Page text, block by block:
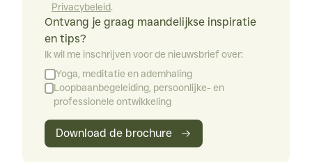
Privacybeleid.
Ontvang je graag maandelijkse inspiratie
en tips?
Ik wil me inschrijven voor de nieuwsbrief over:
Yoga, meditatie en ademhaling
Loopbaanbegeleiding, persoonlijke- en
professionele ontwikkeling
Download de brochure